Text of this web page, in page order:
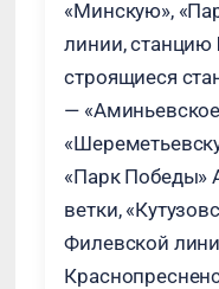
«Минскую»,
линии, станцию
строящиеся
—
«Парк Победы»
ветки,
Филевской